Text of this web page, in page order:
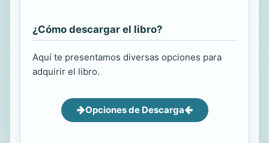
¿Cómo descargar el libro?
Aquí te presentamos diversas opciones para
adquirir el libro.
Opciones de Descarga